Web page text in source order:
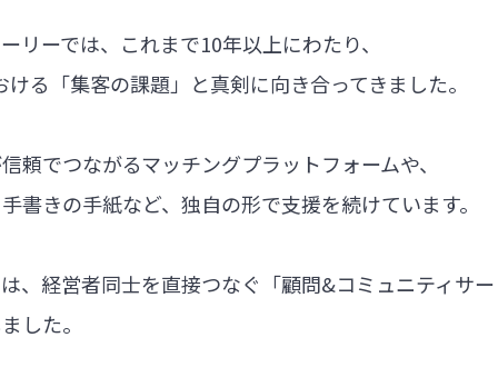
リーでは、これまで10年以上にわたり、
る「集客の課題」と真剣に向き合ってきました。
頼でつながるマッチングプラットフォームや、
書きの手紙など、独自の形で支援を続けています。
、経営者同士を直接つなぐ「顧問&コミュニティサ
した。